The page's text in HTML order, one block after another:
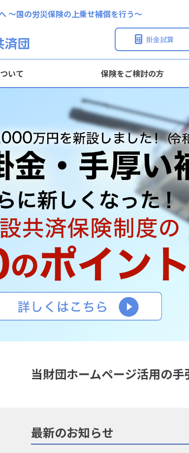
〜国の労災保険の上乗せ補償を行う〜
掛金試算
いて 保険をご検討の方
当財団ホームページ活用の手
最新のお知らせ